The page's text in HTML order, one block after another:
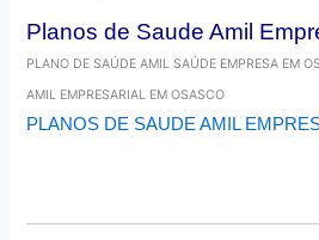
Planos de Saude Amil
PLANO DE SAÚDE AMIL SAÚDE EMPRESA EM
AMIL EMPRESARIAL EM OSASCO
PLANOS DE SAUDE AMIL